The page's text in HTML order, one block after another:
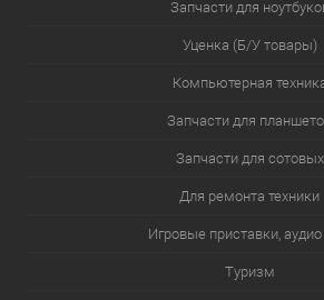
Запчасти для
Уценка (Б/У товары)
Компьютерная
Запчасти для
Запчасти для сотовых
Для ремонта техники
Игровые приставки, аудио
Туризм